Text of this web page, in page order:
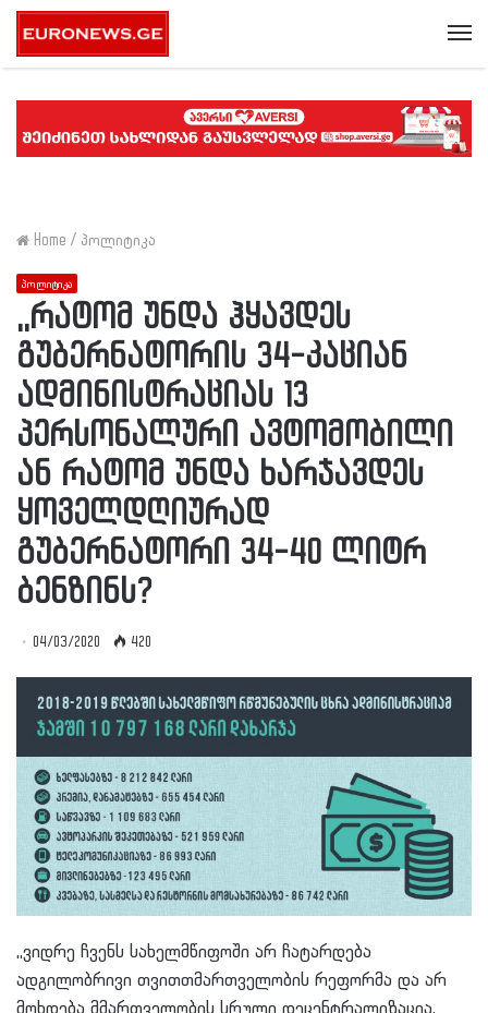
Home / პოლიტიკა
პოლიტიკა
,,რატომ უნდა ჰყავდეს
გუბერნატორის 34-კაციან
ადმინისტრაციას 13
პერსონალური ავტომობილი
ან რატომ უნდა ხარჯავდეს
ყოველდღიურად
გუბერნატორი 34-40 ლიტრ
ბენზინს?
04/03/2020 420
,,ვიდრე ჩვენს სახელმწიფოში არ ჩატარდება
ადგილობრივი თვითთმართველობის რეფორმა და არ